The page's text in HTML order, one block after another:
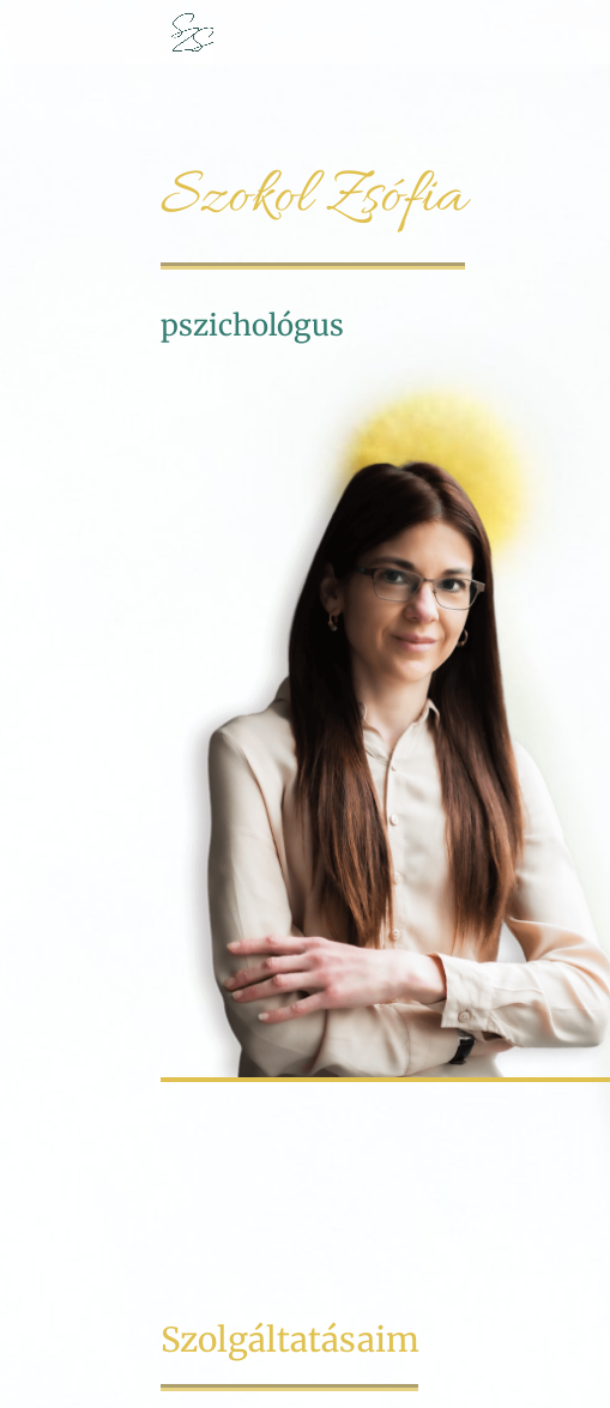
Szokol Zsófia
pszichológus
Szolgáltatásaim